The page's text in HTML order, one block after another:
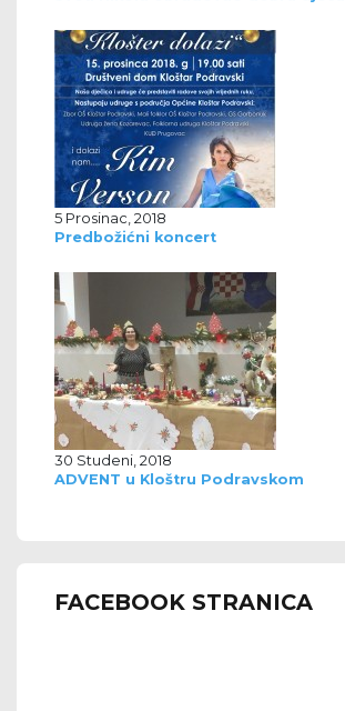
5 Prosinac, 2018
Predbožićni koncert
30 Studeni, 2018
ADVENT u Kloštru Podravskom
FACEBOOK STRANICA